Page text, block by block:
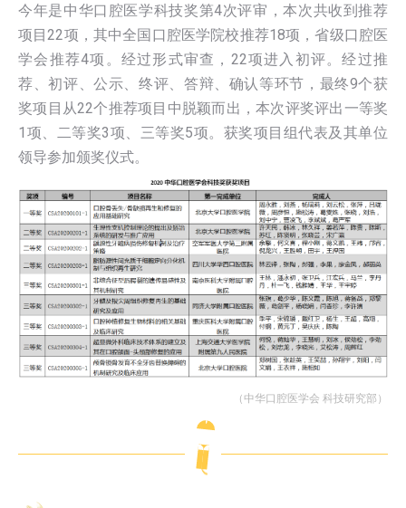
今年是中华口腔医学科技奖第4次评审，本次共收到推荐
项目22项，其中全国口腔医学院校推荐18项，省级口腔医
学会推荐4项。经过形式审查，22项进入初评。经过推
荐、初评、公示、终评、答辩、确认等环节，最终9个获
奖项目从22个推荐项目中脱颖而出，本次评奖评出一等奖
1项、二等奖3项、三等奖5项。获奖项目组代表及其单位
领导参加颁奖仪式。
（中华口腔医学会 科技研究部）